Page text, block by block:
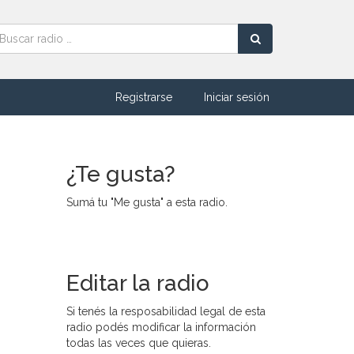
Registrarse Iniciar sesión
¿Te gusta?
Sumá tu "Me gusta" a esta radio.
Editar la radio
Si tenés la resposabilidad legal de esta
radio podés modificar la información
todas las veces que quieras.